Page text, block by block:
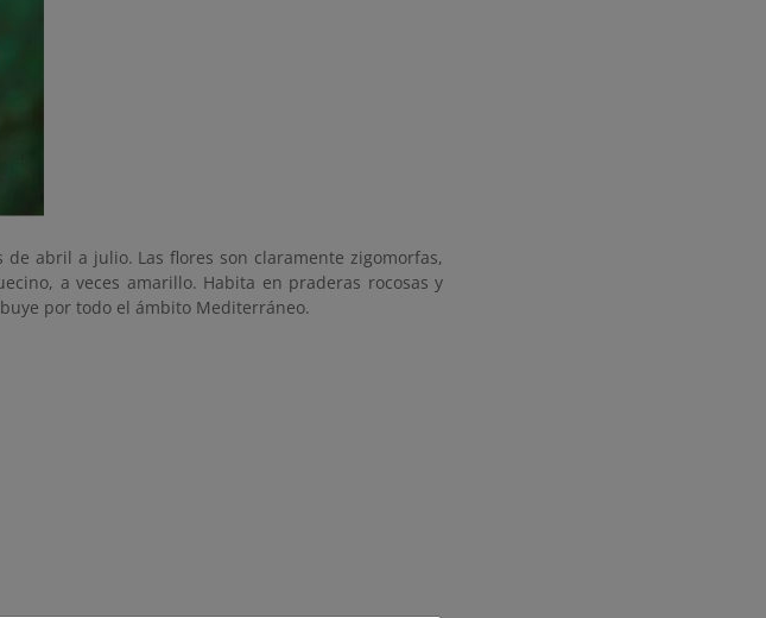
abril a julio. Las flores son claramente zigomorfas,
a veces amarillo. Habita en praderas rocosas y
por todo el ámbito Mediterráneo.